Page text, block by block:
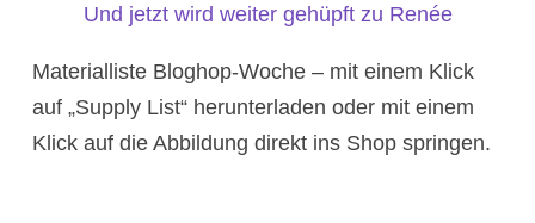
Und jetzt wird weiter gehüpft zu Renée
Materialliste Bloghop-Woche – mit einem Klick
auf „Supply List“ herunterladen oder mit einem
Klick auf die Abbildung direkt ins Shop springen.